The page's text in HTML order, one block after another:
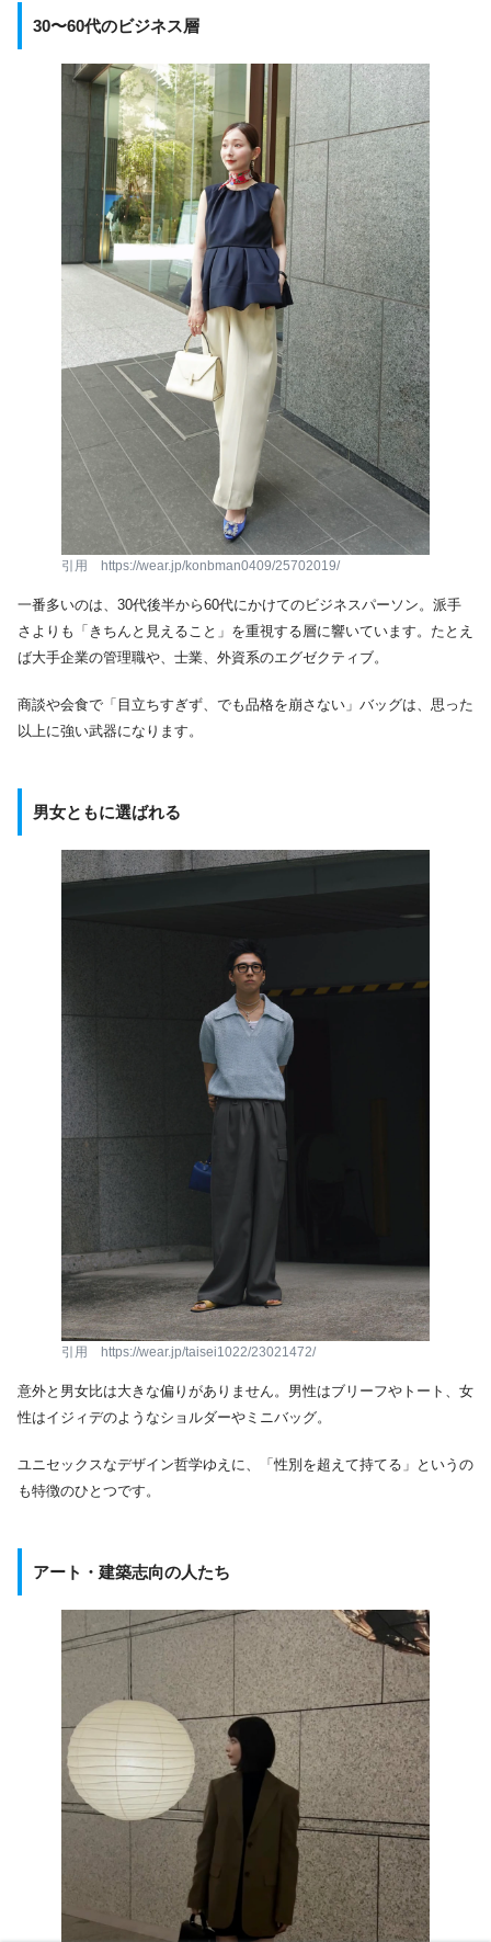
30〜60代のビジネス層
引用 https://wear.jp/konbman0409/25702019/
一番多いのは、30代後半から60代にかけてのビジネスパーソン。派手
さよりも「きちんと見えること」を重視する層に響いています。たとえ
ば大手企業の管理職や、士業、外資系のエグゼクティブ。
商談や会食で「目立ちすぎず、でも品格を崩さない」バッグは、思った
以上に強い武器になります。
男女ともに選ばれる
引用 https://wear.jp/taisei1022/23021472/
意外と男女比は大きな偏りがありません。男性はブリーフやトート、女
性はイジィデのようなショルダーやミニバッグ。
ユニセックスなデザイン哲学ゆえに、「性別を超えて持てる」というの
も特徴のひとつです。
アート・建築志向の人たち